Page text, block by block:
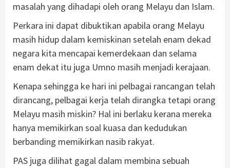
masalah yang dihadapi oleh orang Melayu dan Islam.
Perkara ini dapat dibuktikan apabila orang Melayu
masih hidup dalam kemiskinan setelah enam dekad
negara kita mencapai kemerdekaan dan selama
enam dekat itu juga Umno masih menjadi kerajaan.
Kenapa sehingga ke hari ini pelbagai rancangan telah
dirancang, pelbagai kerja telah dirangka tetapi orang
Melayu masih miskin? Hal ini berlaku kerana mereka
hanya memikirkan soal kuasa dan kedudukan
berbanding memikirkan nasib rakyat.
PAS juga dilihat gagal dalam membina sebuah